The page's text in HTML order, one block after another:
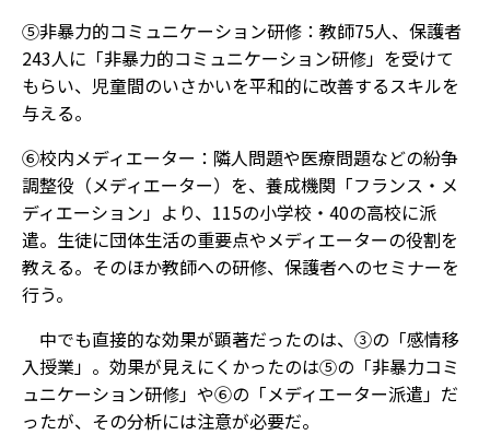
⑤非暴力的コミュニケーション研修：教師75人、保護者
243人に「非暴力的コミュニケーション研修」を受けて
もらい、児童間のいさかいを平和的に改善するスキルを
与える。
⑥校内メディエーター：隣人問題や医療問題などの紛争
調整役（メディエーター）を、養成機関「フランス・メ
ディエーション」より、115の小学校・40の高校に派
遣。生徒に団体生活の重要点やメディエーターの役割を
教える。そのほか教師への研修、保護者へのセミナーを
行う。
中でも直接的な効果が顕著だったのは、③の「感情移
入授業」。効果が見えにくかったのは⑤の「非暴力コミ
ュニケーション研修」や⑥の「メディエーター派遣」だ
ったが、その分析には注意が必要だ。